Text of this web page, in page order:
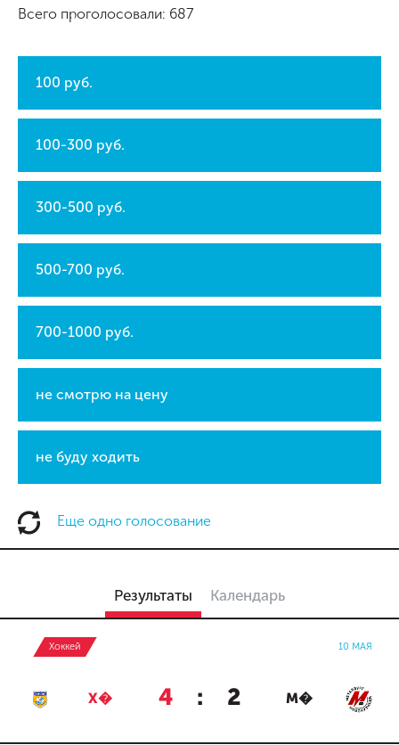
Всего проголосовали: 687
100 руб.
100-300 руб.
300-500 руб.
500-700 руб.
700-1000 руб.
не смотрю на цену
не буду ходить
Еще одно голосование
Результаты Календарь
Хоккей 10 МАЯ
Х� 4 : 2 М�